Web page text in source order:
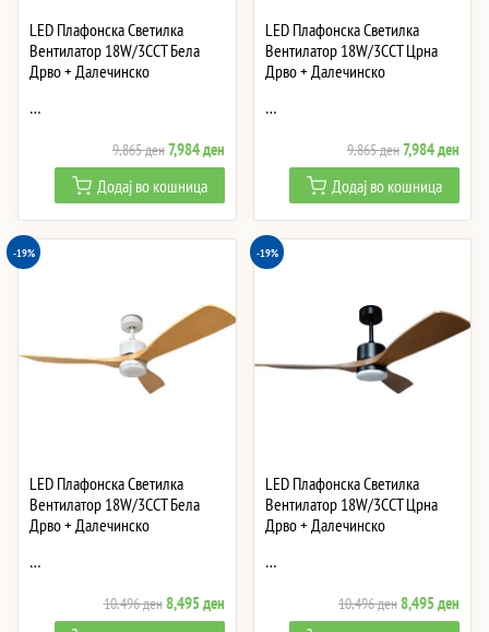
LED Плафонска Светилка
Вентилатор 18W/3CCT Бела
Дрво + Далечинско
…
9,865денOriginal
price
was:
9,865 ден.
7,984денCurrent
price
is:
7,984 ден.
Додај во кошница
LED Плафонска Светилка
Вентилатор 18W/3CCT Црна
Дрво + Далечинско
…
9,865денOriginal
price
was:
9,865 ден.
7,984ден
price
is:
Додај во кошница
-19%
LED Плафонска Светилка
Вентилатор 18W/3CCT Бела
Дрво + Далечинско
…
10,496денOriginal
price
8,495денCurrent
price
-19%
LED Плафонска Светилка
Вентилатор 18W/3CCT Црна
Дрво + Далечинско
…
10,496денOriginal
price
8,495ден
price